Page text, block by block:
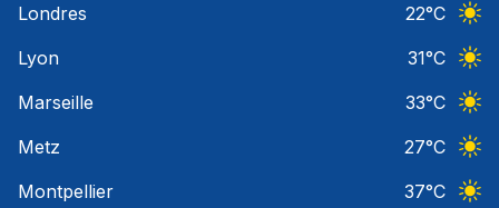
Londres
22°C
Lyon
31°C
Marseille
33°C
Metz
27°C
Montpellier
37°C